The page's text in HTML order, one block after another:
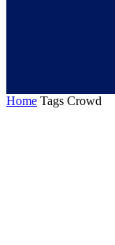
Home Tags Crowd